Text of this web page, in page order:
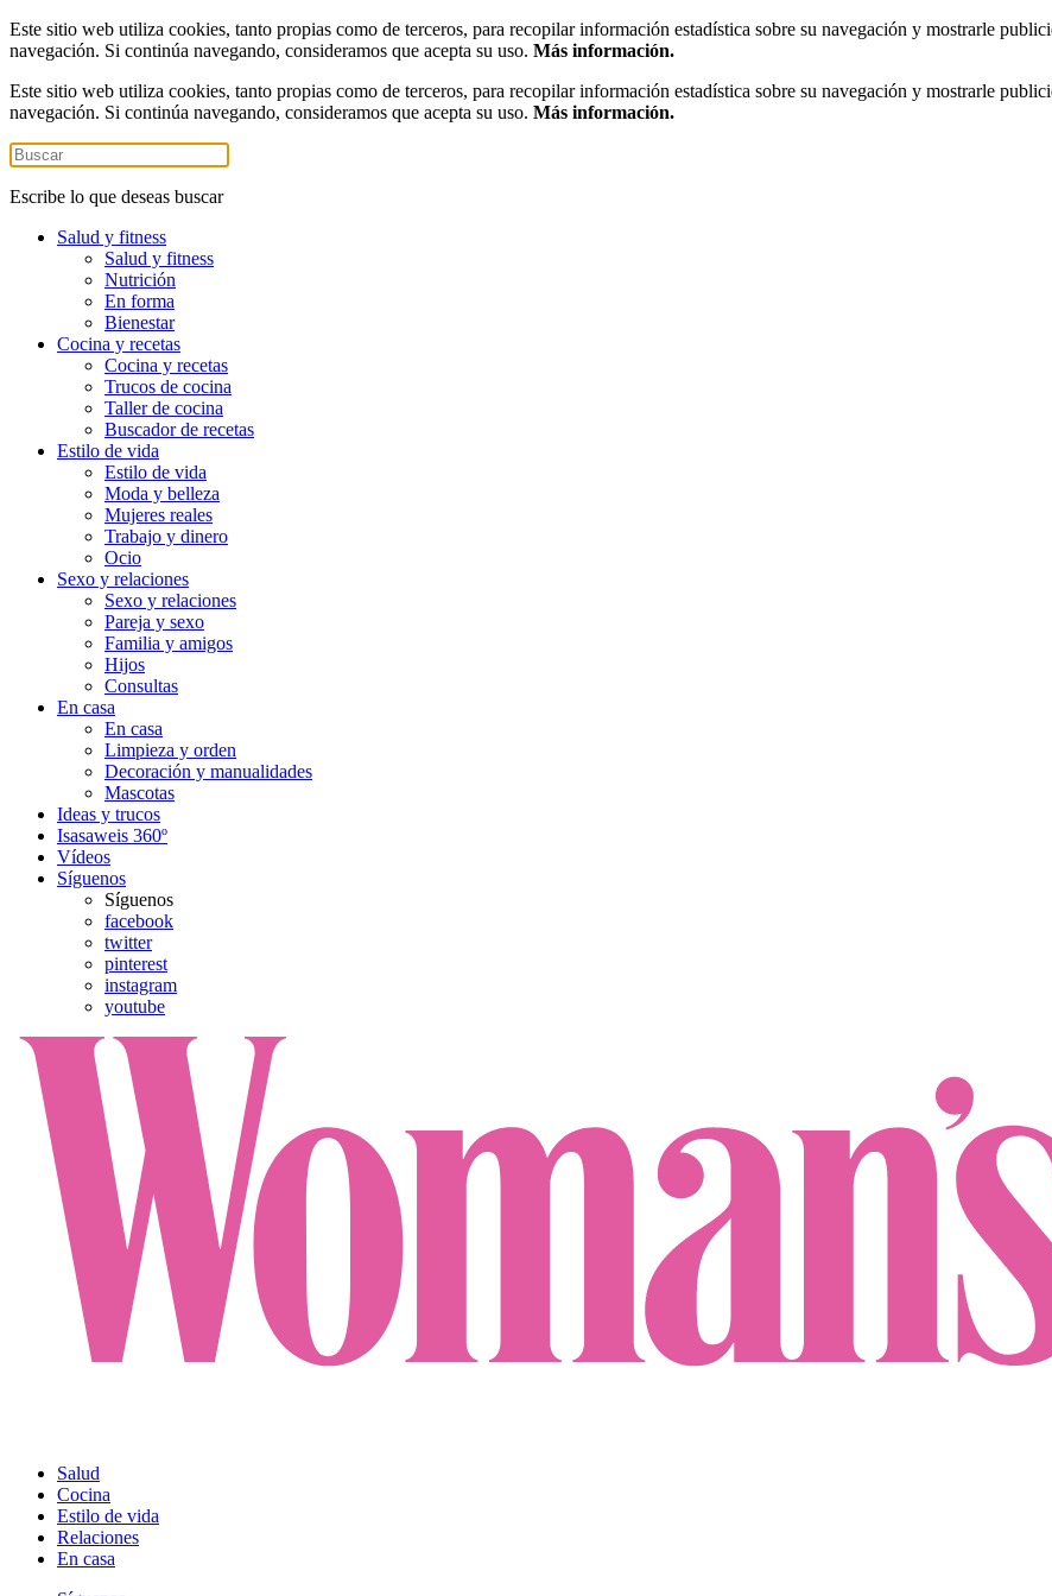
Este sitio web utiliza cookies, tanto propias como de terceros, para recopilar información estadística sobre su navegación y mostrarle
navegación. Si continúa navegando, consideramos que acepta su uso. Más información.
Este sitio web utiliza cookies, tanto propias como de terceros, para recopilar información estadística sobre su navegación y mostrarle
navegación. Si continúa navegando, consideramos que acepta su uso. Más información.
Escribe lo que deseas buscar
Salud y fitness
Salud y fitness
Nutrición
En forma
Bienestar
Cocina y recetas
Cocina y recetas
Trucos de cocina
Taller de cocina
Buscador de recetas
Estilo de vida
Estilo de vida
Moda y belleza
Mujeres reales
Trabajo y dinero
Ocio
Sexo y relaciones
Sexo y relaciones
Pareja y sexo
Familia y amigos
Hijos
Consultas
En casa
En casa
Limpieza y orden
Decoración y manualidades
Mascotas
Ideas y trucos
Isasaweis 360º
Vídeos
Síguenos
Síguenos
facebook
twitter
pinterest
instagram
youtube
Salud
Cocina
Estilo de vida
Relaciones
En casa